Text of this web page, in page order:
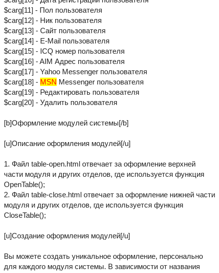
$carg[11] - Пол пользователя
$carg[12] - Ник пользователя
$carg[13] - Сайт пользователя
$carg[14] - E-Mail пользователя
$carg[15] - ICQ номер пользователя
$carg[16] - AIM Адрес пользователя
$carg[17] - Yahoo Messenger пользователя
$carg[18] - MSN Messenger пользователя
$carg[19] - Редактировать пользователя
$carg[20] - Удалить пользователя
[b]Оформление модулей системы[/b]
[u]Описание оформления модулей[/u]
1. Файл table-open.html отвечает за оформление верхней
части модуля и других отделов, где используется функция
OpenTable();
2. Файл table-close.html отвечает за оформление нижней части
модуля и других отделов, где используется функция
CloseTable();
[u]Создание оформления модулей[/u]
Вы можете создать уникальное оформление, персонально
для каждого модуля системы. В зависимости от названия